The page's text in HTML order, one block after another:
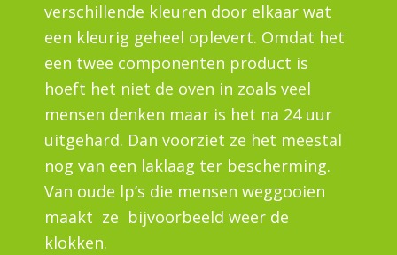
verschillende kleuren door elkaar wat
een kleurig geheel oplevert. Omdat het
een twee componenten product is
hoeft het niet de oven in zoals veel
mensen denken maar is het na 24 uur
uitgehard. Dan voorziet ze het meestal
nog van een laklaag ter bescherming.
Van oude lp’s die mensen weggooien
maakt ze bijvoorbeeld weer de
klokken.